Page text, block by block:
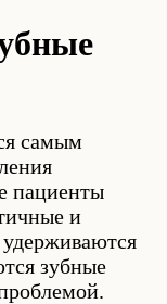
самым
пациенты
и
зубные